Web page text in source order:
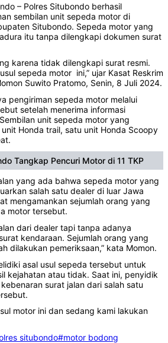
– Polres Situbondo berhasil
sembilan unit sepeda motor di
Situbondo. Sepeda motor yang
itu tanpa dilengkapi dokumen surat
karena tidak dilengkapi surat resmi.
sepeda motor ini,” ujar Kasat Reskrim
Suwito Pratomo, Senin, 8 Juli 2024.
pengiriman sepeda motor melalui
setelah menerima informasi
unit sepeda motor yang
Honda trail, satu unit Honda Scoopy
Tangkap Pencuri Motor di 11 TKP
yang ada bahwa sepeda motor yang
salah satu dealer di luar Jawa
mengamankan sejumlah orang yang
motor tersebut.
dari dealer tapi tanpa adanya
kendaraan. Sejumlah orang yang
dilakukan pemeriksaan,” kata Momon.
asal usul sepeda tersebut untuk
kejahatan atau tidak. Saat ini, penyidik
surat jalan dari salah satu
motor ini dan sedang kami lakukan
situbondo#motor bodong